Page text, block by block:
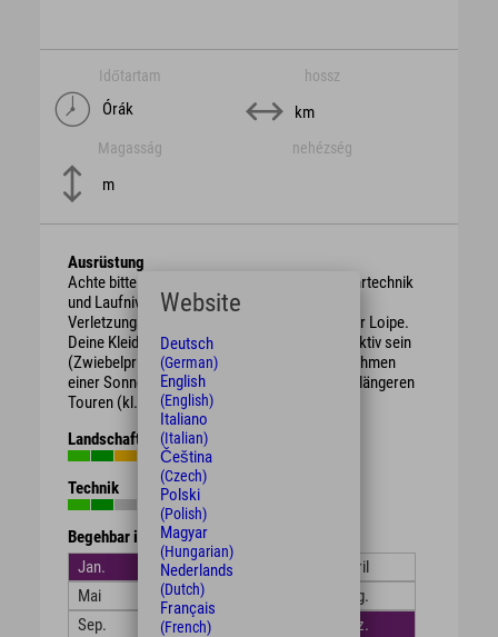
Időtartam
Órák
hossz
km
Magasság
m
nehézség
Ausrüstung
Achte bitte darauf Deine Ausrüstung nach Fahrtechnik
und Laufniveau zu wählen, dies senkt das
Verletzungsrisiko und erhöht den Spaß auf der Loipe.
Deine Kleidung sollte winddicht und atmungsaktiv sein
(Zwiebelprinzip). Wir empfehlen Dir das Mitnehmen
einer Sonnenbrille, genauso wie Getränke bei längeren
Touren (kl. Rucksack, oder Trinkgürtel).
Landschaft
Technik
Begehbar in den Monaten
Jan.
Feb.
April
Mai
Juni
Aug.
Sep.
Okt. Dez.
Website
Deutsch
(German)
English
(English)
Italiano
(Italian)
Čeština
(Czech)
Polski
(Polish)
Magyar
(Hungarian)
Nederlands
(Dutch)
Français
(French)